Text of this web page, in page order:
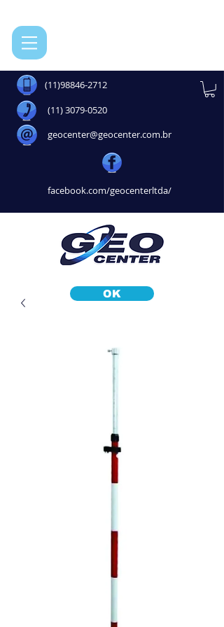
(11)98846-2712
(11) 3079-0520
geocenter@geocenter.com.br
facebook.com/geocenterltda/
OK